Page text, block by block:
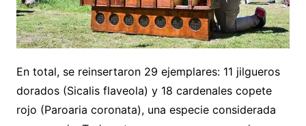
En total, se reinsertaron 29 ejemplares: 11 jilgueros
dorados (Sicalis flaveola) y 18 cardenales copete
rojo (Paroaria coronata), una especie considerada